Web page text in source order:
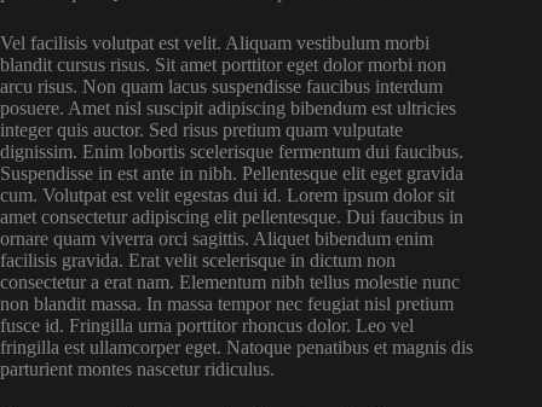
Vel facilisis volutpat est velit. Aliquam vestibulum morbi
blandit cursus risus. Sit amet porttitor eget dolor morbi non
arcu risus. Non quam lacus suspendisse faucibus interdum
posuere. Amet nisl suscipit adipiscing bibendum est ultricies
integer quis auctor. Sed risus pretium quam vulputate
dignissim. Enim lobortis scelerisque fermentum dui faucibus.
Suspendisse in est ante in nibh. Pellentesque elit eget gravida
cum. Volutpat est velit egestas dui id. Lorem ipsum dolor sit
amet consectetur adipiscing elit pellentesque. Dui faucibus in
ornare quam viverra orci sagittis. Aliquet bibendum enim
facilisis gravida. Erat velit scelerisque in dictum non
consectetur a erat nam. Elementum nibh tellus molestie nunc
non blandit massa. In massa tempor nec feugiat nisl pretium
fusce id. Fringilla urna porttitor rhoncus dolor. Leo vel
fringilla est ullamcorper eget. Natoque penatibus et magnis dis
parturient montes nascetur ridiculus.